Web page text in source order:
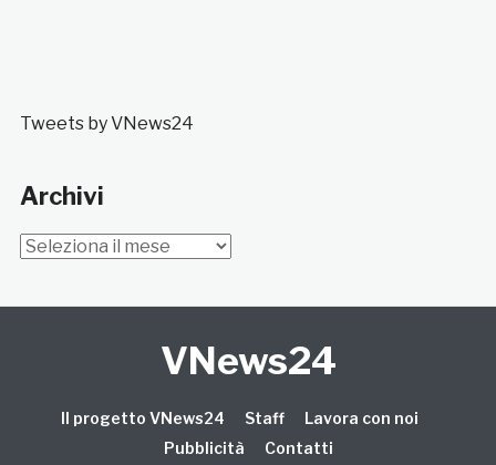
Tweets by VNews24
Archivi
Archivi
VNews24
Il progetto VNews24 Staff
Lavora con noi
Pubblicità
Contatti